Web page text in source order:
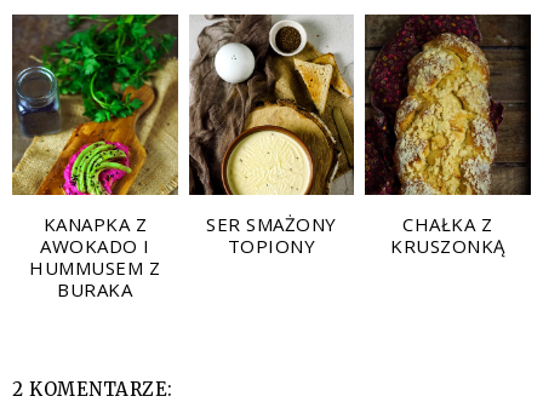
KANAPKA Z
AWOKADO I
HUMMUSEM Z
BURAKA
SER SMAŻONY
TOPIONY
CHAŁKA Z
KRUSZONKĄ
2 KOMENTARZE: